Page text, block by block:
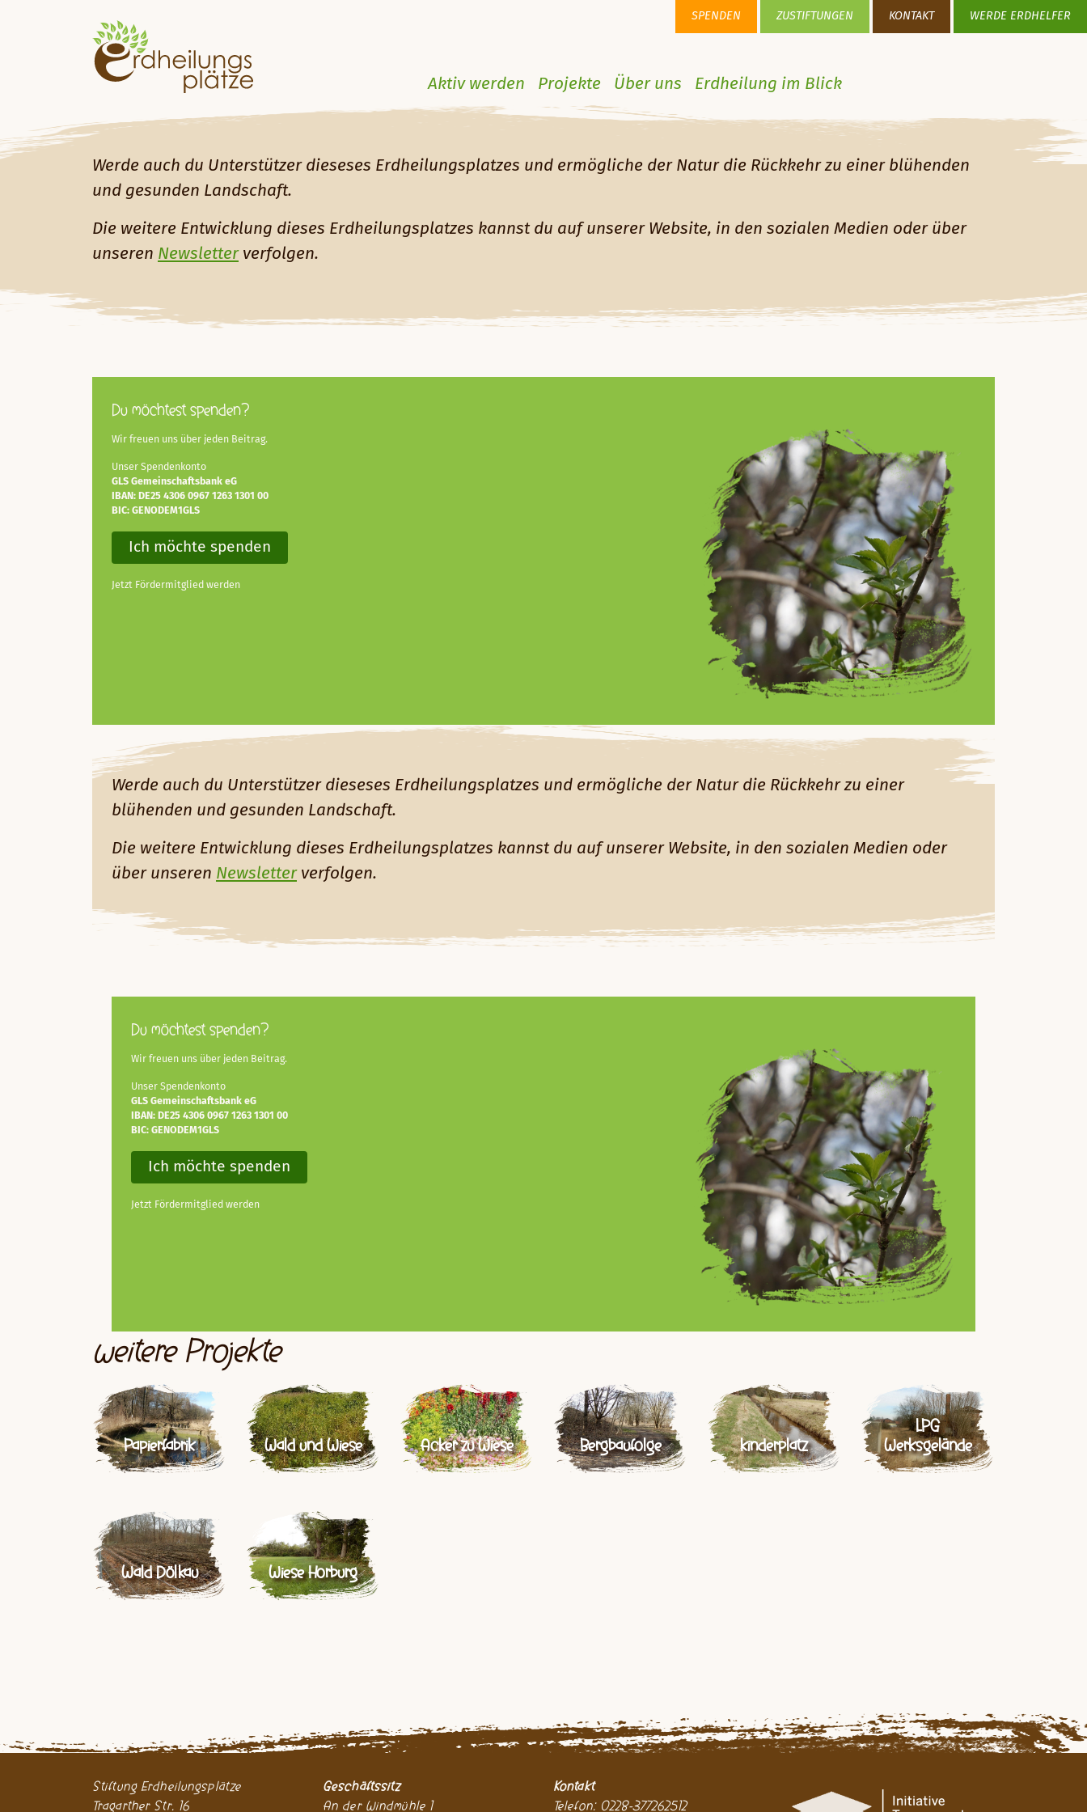
Aktiv werden Projekte Über uns Erdheilung im Blick
SPENDEN ZUSTIFTUNGEN KONTAKT WERDE ERDHELFER
Werde auch du Unterstützer dieseses Erdheilungsplatzes und ermögliche der Natur die Rückkehr zu einer blühenden
und gesunden Landschaft.
Die weitere Entwicklung dieses Erdheilungsplatzes kannst du auf unserer Website, in den sozialen Medien oder über
unseren Newsletterverfolgen.
Du möchtest spenden?
Wir freuen uns über jeden Beitrag.
Unser Spendenkonto
GLS Gemeinschaftsbank eG
IBAN: DE25 4306 0967 1263 1301 00
BIC: GENODEM1GLS
Ich möchte spenden
Jetzt Fördermitglied werden
Werde auch du Unterstützer dieseses Erdheilungsplatzes und ermögliche der Natur die Rückkehr zu einer
blühenden und gesunden Landschaft.
Die weitere Entwicklung dieses Erdheilungsplatzes kannst du auf unserer Website, in den sozialen Medien oder
über unseren Newsletterverfolgen.
Du möchtest spenden?
Wir freuen uns über jeden Beitrag.
Unser Spendenkonto
GLS Gemeinschaftsbank eG
IBAN: DE25 4306 0967 1263 1301 00
BIC: GENODEM1GLS
Ich möchte spenden
Jetzt Fördermitglied werden
weitere Projekte
Papierfabrik Wald und Wiese Acker zu Wiese Bergbaufolge kinderplatz
LPG
Werksgelände
Wald Dölkau Wiese Horburg
Stiftung Erdheilungsplätze
Tragarther Str. 16
Geschäftssitz
An der Windmühle 1
Kontakt
Telefon: 0228-377262512